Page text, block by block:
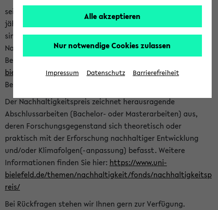
seit 2023 verleiht das Rektorat der Universität Bielefeld
jährlich den Nachhaltigkeitspreis für Abschlussarbeiten. Sie
sind herzlich eingeladen sich mit Ihrer Abschlussarbeit beim
Nachhaltigkeitsbüro zu bewerben. Bitte nutzen Sie für Ihre
Bewerbung dieses Formular<https://formulare.uni-
bielefeld.de/frontend-server/form/provide/913/>. Die
Bewerbungsfrist endet am 30.09.2026.
Der Nachhaltigkeitspreis zeichnet herausragende
Abschlussarbeiten (Bachelor- oder Masterarbeiten) aus,
deren Forschungsgegenstand sich theoretisch oder
praktisch mit der Erforschung nachhaltiger Entwicklung
und/oder Klimafolgen(-anpassung) befasst. Weitere
Informationen finden Sie hier: https://www.uni-
bielefeld.de/themen/nachhaltigkeit/fonds/nachhaltigkeitsp
reis/
Bei Rückfragen stehen wir Ihnen gern zur Verfügung.
Alle akzeptieren
Nur notwendige Cookies zulassen
Impressum Datenschutz Barrierefreiheit